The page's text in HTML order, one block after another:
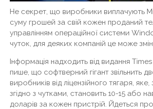
Не секрет, що виробники виплачують
суму грошей за свій кожен проданий
управлінням операційної системи
чуток, для деяких компаній це може
Інформація надходить від видання
пише, що софтверний гігант звільнить
виробників від ліцензійного тягаря,
згідно з чутками, становить 10-15 або
доларів за кожен пристрій. Йдеться